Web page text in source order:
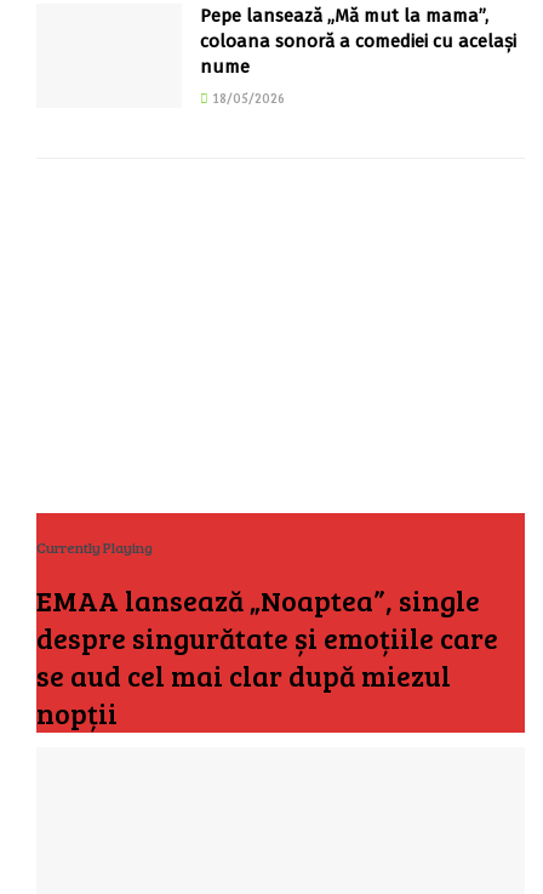
Pepe lansează „Mă mut la mama”,
coloana sonoră a comediei cu același
nume
18/05/2026
Currently Playing
EMAA lansează „Noaptea”, single
despre singurătate și emoțiile care
se aud cel mai clar după miezul
nopții